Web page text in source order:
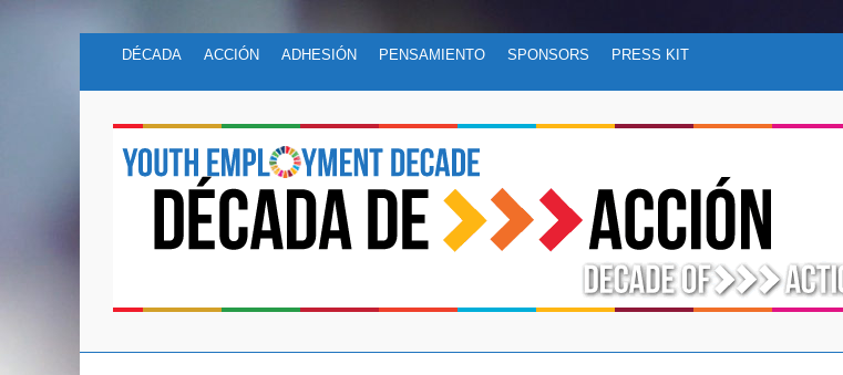
DÉCADA ACCIÓN ADHESIÓN PENSAMIENTO SPONSORS PRESS KIT